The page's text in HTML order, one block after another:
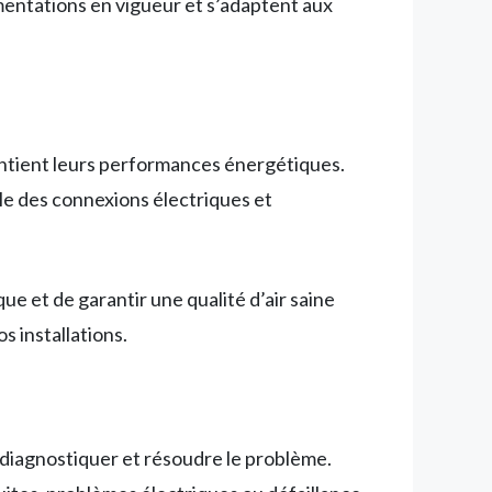
en vigueur et s’adaptent aux
leurs performances énergétiques.
des connexions électriques et
et de garantir une qualité d’air saine
installations.
et résoudre le problème.